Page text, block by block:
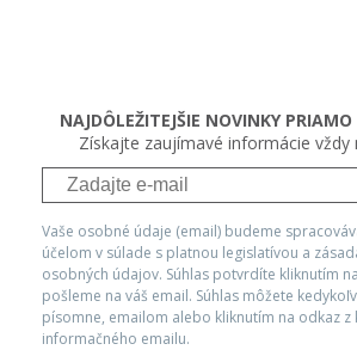
NAJDÔLEŽITEJŠIE NOVINKY
Získajte zaujímavé informácie vždy
Vaše osobné údaje (email) budeme
účelom v súlade s platnou legislatívou a
osobných údajov. Súhlas potvrdíte kliknutím
pošleme na váš email. Súhlas môžete
písomne, emailom alebo kliknutím na odkaz
informačného emailu.